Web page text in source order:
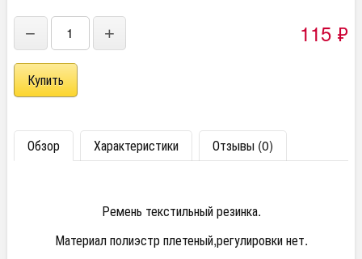
− + 115 ₽
Обзор Характеристики Отзывы (0)
Ремень текстильный резинка.
Материал полиэстр плетеный,регулировки нет.